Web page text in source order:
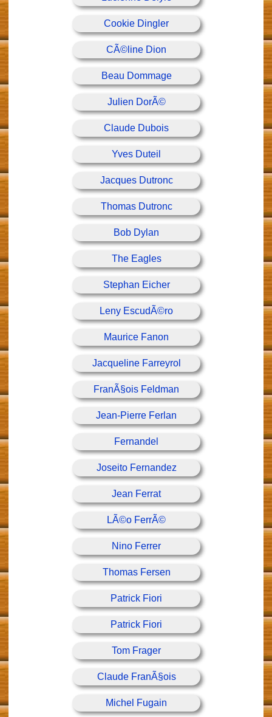
Cookie Dingler
CÃ©line Dion
Beau Dommage
Julien DorÃ©
Claude Dubois
Yves Duteil
Jacques Dutronc
Thomas Dutronc
Bob Dylan
The Eagles
Stephan Eicher
Leny EscudÃ©ro
Maurice Fanon
Jacqueline Farreyrol
FranÃ§ois Feldman
Jean-Pierre Ferlan
Fernandel
Joseito Fernandez
Jean Ferrat
LÃ©o FerrÃ©
Nino Ferrer
Thomas Fersen
Patrick Fiori
Patrick Fiori
Tom Frager
Claude FranÃ§ois
Michel Fugain